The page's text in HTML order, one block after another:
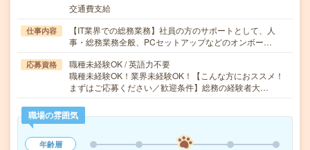
交通費支給
仕事内容
【IT業界での総務業務】社員の方のサポートとして、人
事・総務業務全般、PCセットアップなどのオンボー…
応募資格
職種未経験OK / 英語力不要
職種未経験OK！業界未経験OK！【こんな方におススメ！
まずはご応募ください／歓迎条件】総務の経験者大…
職場の雰囲気
年齢層